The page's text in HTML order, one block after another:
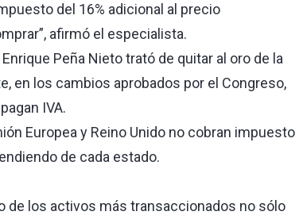
del 16% adicional al precio
afirmó el especialista.
Peña Nieto trató de quitar al oro de la
en los cambios aprobados por el Congreso,
IVA.
Europea y Reino Unido no cobran impuesto
de cada estado.
de los activos más transaccionados no sólo